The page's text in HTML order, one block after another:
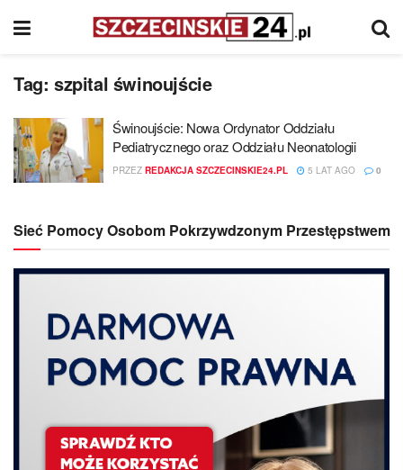
Tag: szpital świnoujście
Świnoujście: Nowa Ordynator Oddziału
Pediatrycznego oraz Oddziału Neonatologii
PRZEZ REDAKCJA SZCZECINSKIE24.PL 5 LAT AGO 0
Sieć Pomocy Osobom Pokrzywdzonym Przestępstwem